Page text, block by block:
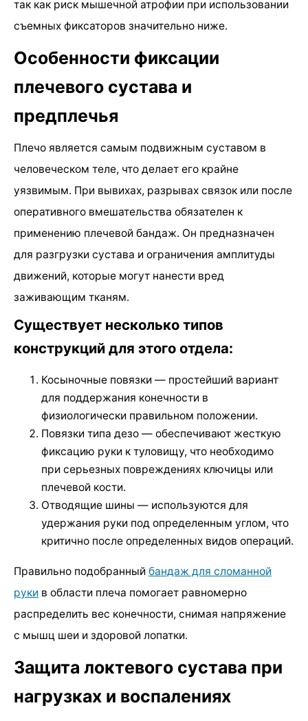
так как риск мышечной атрофии при использовании
съемных фиксаторов значительно ниже.
Особенности фиксации
плечевого сустава и
предплечья
Плечо является самым подвижным суставом в
человеческом теле, что делает его крайне
уязвимым. При вывихах, разрывах связок или после
оперативного вмешательства обязателен к
применению плечевой бандаж. Он предназначен
для разгрузки сустава и ограничения амплитуды
движений, которые могут нанести вред
заживающим тканям.
Существует несколько типов
конструкций для этого отдела:
Косыночные повязки — простейший вариант
для поддержания конечности в
физиологически правильном положении.
Повязки типа дезо — обеспечивают жесткую
фиксацию руки к туловищу, что необходимо
при серьезных повреждениях ключицы или
плечевой кости.
Отводящие шины — используются для
удержания руки под определенным углом, что
критично после определенных видов операций.
Правильно подобранный бандаж для сломанной
руки в области плеча помогает равномерно
распределить вес конечности, снимая напряжение
с мышц шеи и здоровой лопатки.
Защита локтевого сустава при
нагрузках и воспалениях